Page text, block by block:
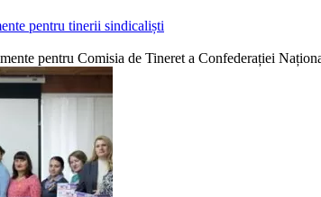
pentru tinerii sindicaliști
pentru Comisia de Tine­ret a Confederației